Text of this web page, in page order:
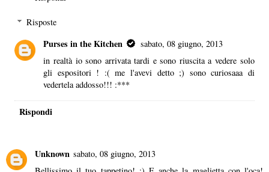
Risposte
Purses in the Kitchen
sabato, 08 giugno, 2013
in realtà io sono arrivata tardi e sono riuscita a vedere solo
gli espositori ! :( me l'avevi detto ;) sono curiosaaa di
vedertela addosso!!! :***
Rispondi
Unknown sabato, 08 giugno, 2013